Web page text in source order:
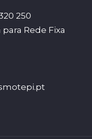
250
Rede Fixa